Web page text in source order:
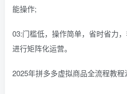
能操作;
03:门槛低，操作简单，省时省力
进行矩阵化运营。
2025年拼多多虚拟商品全流程教程